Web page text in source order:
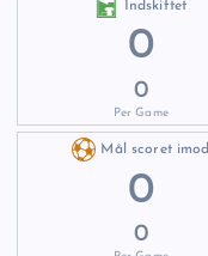
Indskiftet
0
0
Per Game
Mål scoret imod
0
0